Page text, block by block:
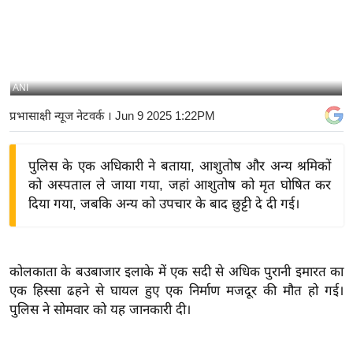
ष्ट्री
बि
ज
ग
त
ANI
प्रभासाक्षी न्यूज नेटवर्क। Jun 9 2025 1:22PM
पुलिस के एक अधिकारी ने बताया, आशुतोष और अन्य श्रमिकों
को अस्पताल ले जाया गया, जहां आशुतोष को मृत घोषित कर
दिया गया, जबकि अन्य को उपचार के बाद छुट्टी दे दी गई।
कोलकाता के बउबाजार इलाके में एक सदी से अधिक पुरानी इमारत का
एक हिस्सा ढहने से घायल हुए एक निर्माण मजदूर की मौत हो गई।
पुलिस ने सोमवार को यह जानकारी दी।